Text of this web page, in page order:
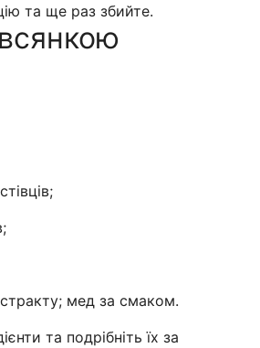
та ще раз збийте.
мед за смаком.
та подрібніть їх за